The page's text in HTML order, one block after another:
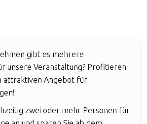
gibt es mehrere
unsere Veranstaltung? Profitieren
attraktiven Angebot für
zwei oder mehr Personen für